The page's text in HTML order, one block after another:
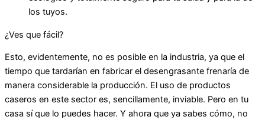
los tuyos.
¿Ves que fácil?
Esto, evidentemente, no es posible en la industria, ya que el
tiempo que tardarían en fabricar el desengrasante frenaría de
manera considerable la producción. El uso de productos
caseros en este sector es, sencillamente, inviable. Pero en tu
casa sí que lo puedes hacer. Y ahora que ya sabes cómo, no